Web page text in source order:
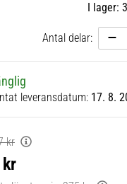
I lager:
Antal delar:
leveransdatum: 17. 8.
kr